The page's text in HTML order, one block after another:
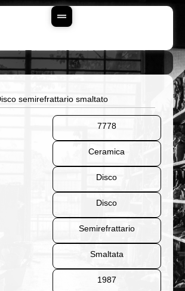
semirefrattario smaltato
7778
Ceramica
Disco
Disco
Semirefrattario
Smaltata
1987